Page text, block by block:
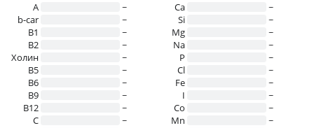
A
~
b-car
~
В1
~
B2
~
Холин
~
B5
~
B6
~
B9
~
B12
~
C
~
Ca
~
Si
~
Mg
~
Na
~
P
~
Cl
~
Fe
~
I
~
Co
~
Mn
~